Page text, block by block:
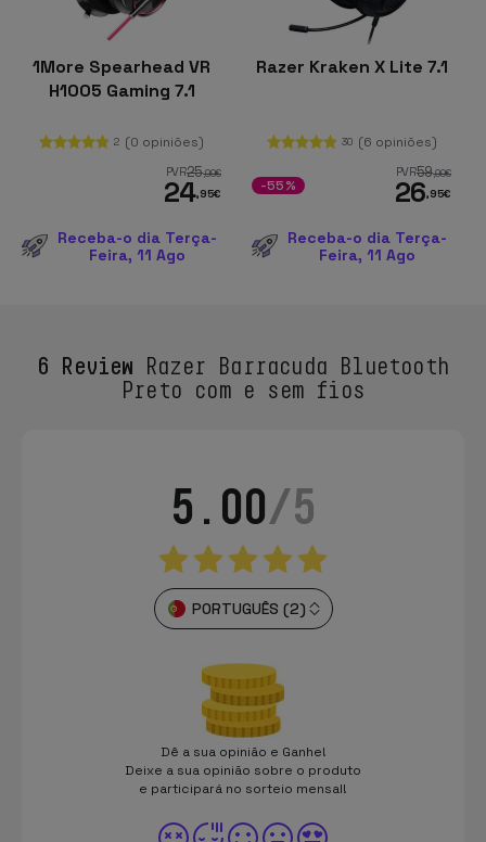
1More Spearhead VR
H1005 Gaming 7.1
2 (0 opiniões)
PVR25,99€
24,95€
Receba-o dia Terça-
Feira, 11 Ago
Razer Kraken X Lite 7.1
30 (6 opiniões)
PVR59,99€
26,95€
-55%
Receba-o dia Terça-
Feira, 11 Ago
6 Review Razer Barracuda Bluetooth
Preto com e sem fios
5.00/5
PORTUGUÊS (2)
Dê a sua opinião e Ganhe!
Deixe a sua opinião sobre o produto
e participará no sorteio mensal!